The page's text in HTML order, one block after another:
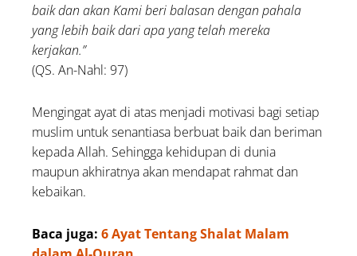
baik dan akan Kami beri balasan dengan pahala
yang lebih baik dari apa yang telah mereka
kerjakan.”
(QS. An-Nahl: 97)
Mengingat ayat di atas menjadi motivasi bagi setiap
muslim untuk senantiasa berbuat baik dan beriman
kepada Allah. Sehingga kehidupan di dunia
maupun akhiratnya akan mendapat rahmat dan
kebaikan.
Baca juga:6 Ayat Tentang Shalat Malam